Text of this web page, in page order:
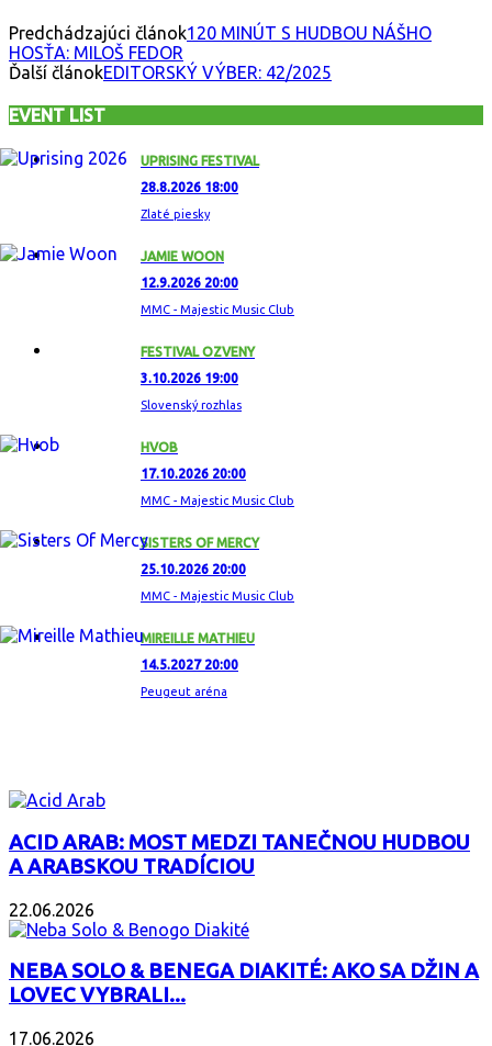
Predchádzajúci článok120 MINÚT S HUDBOU NÁŠHO
HOSŤA: MILOŠ FEDOR
Ďalší článokEDITORSKÝ VÝBER: 42/2025
EVENT LIST
UPRISING FESTIVAL
28.8.2026 18:00
Zlaté piesky
JAMIE WOON
12.9.2026 20:00
MMC - Majestic Music Club
FESTIVAL OZVENY
3.10.2026 19:00
Slovenský rozhlas
HVOB
17.10.2026 20:00
MMC - Majestic Music Club
SISTERS OF MERCY
25.10.2026 20:00
MMC - Majestic Music Club
MIREILLE MATHIEU
14.5.2027 20:00
Peugeut aréna
ACID ARAB: MOST MEDZI TANEČNOU HUDBOU
A ARABSKOU TRADÍCIOU
22.06.2026
NEBA SOLO & BENEGA DIAKITÉ: AKO SA DŽIN A
LOVEC VYBRALI...
17.06.2026